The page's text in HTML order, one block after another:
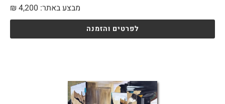
מבצע באתר:
₪ 4,200
לפרטים והזמנה